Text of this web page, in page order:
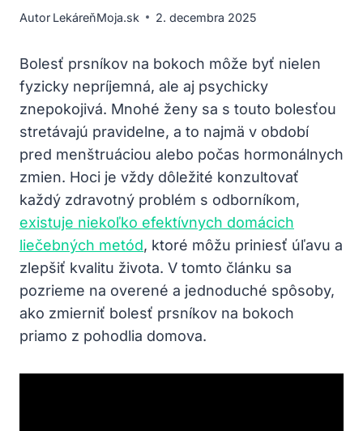
Autor LekáreňMoja.sk 2. decembra 2025
Bolesť prsníkov na bokoch môže byť nielen
fyzicky nepríjemná, ale aj psychicky
znepokojivá. Mnohé ženy sa s touto bolesťou
stretávajú pravidelne, a to najmä v období
pred menštruáciou alebo počas hormonálnych
zmien. Hoci je vždy dôležité konzultovať
každý zdravotný problém s odborníkom,
existuje niekoľko efektívnych domácich
liečebných metód, ktoré môžu priniesť úľavu a
zlepšiť kvalitu života. V tomto článku sa
pozrieme na overené a jednoduché spôsoby,
ako zmierniť bolesť prsníkov na bokoch
priamo z pohodlia domova.